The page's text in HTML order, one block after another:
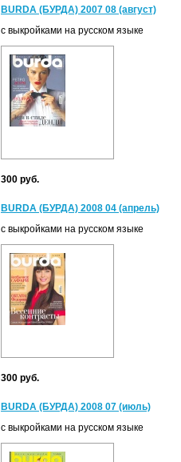
BURDA (БУРДА) 2007 08 (август)
с выкройками на русском языке
300 руб.
BURDA (БУРДА) 2008 04 (апрель)
с выкройками на русском языке
300 руб.
BURDA (БУРДА) 2008 07 (июль)
с выкройками на русском языке